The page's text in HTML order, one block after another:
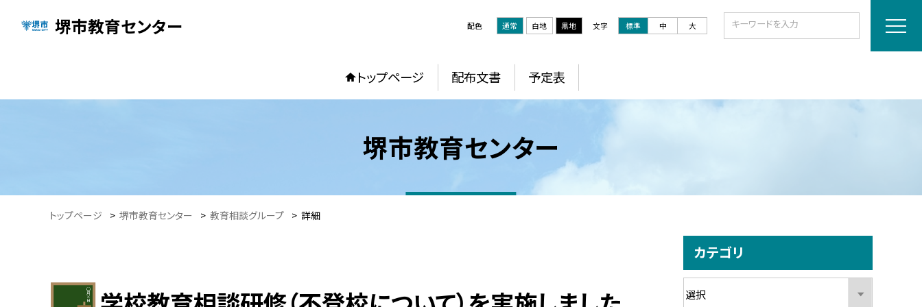
堺市教育センター 配色 通常 白地 黒地 文字 標準 中 大
トップページ 配布文書 予定表
堺市教育センター
トップページ > 堺市教育センター > 教育相談グループ > 詳細
カテゴリ